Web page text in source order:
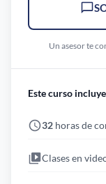
Un asesor te
Este curso
32 horas de
Clases en